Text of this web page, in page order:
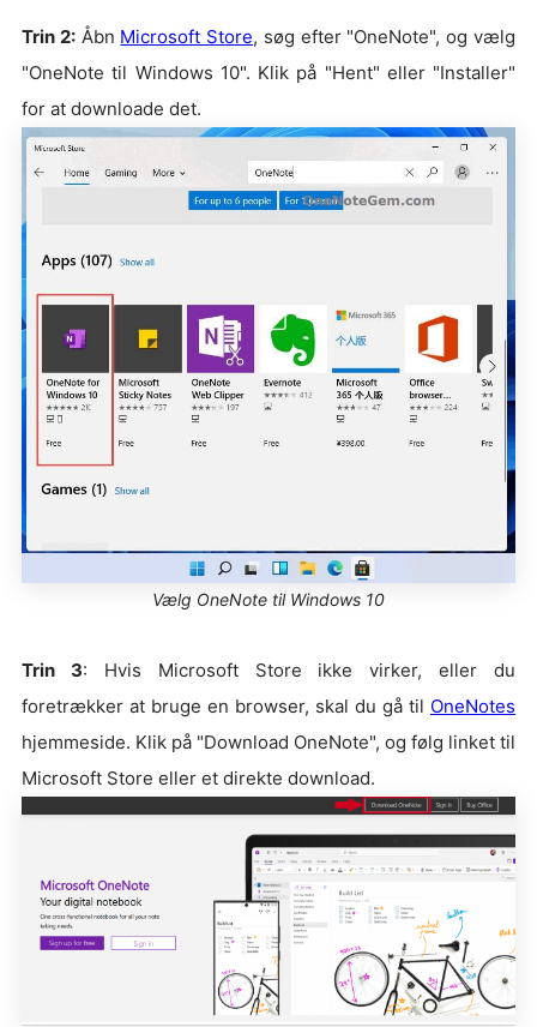
Trin 2:Åbn Microsoft Store, søg efter "OneNote", og vælg
"OneNote til Windows 10". Klik på "Hent" eller "Installer"
for at downloade det.
Vælg OneNote til Windows 10
Trin 3: Hvis Microsoft Store ikke virker, eller du
foretrækker at bruge en browser, skal du gå til OneNotes
hjemmeside. Klik på "Download OneNote", og følg linket til
Microsoft Store eller et direkte download.